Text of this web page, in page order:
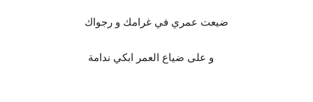
ضيعت عمري في غرامك و رجواك
و على ضياع العمر ابكي ندامة